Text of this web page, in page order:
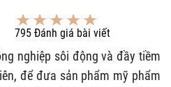
795 Đánh giá bài viết
nghiệp sôi động và đầy tiềm
để đưa sản phẩm mỹ phẩm